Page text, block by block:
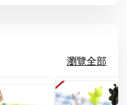
瀏覽全部